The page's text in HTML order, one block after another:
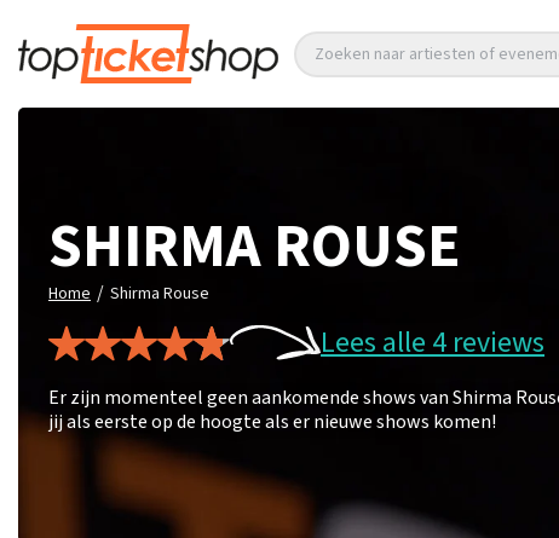
Zoeken naar artiesten of
SHIRMA ROUSE
Home / Shirma Rouse
Lees alle 4 reviews
Er zijn momenteel geen aankomende shows van Shirma
jij als eerste op de hoogte als er nieuwe shows komen!